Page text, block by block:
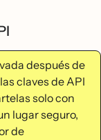
después de
claves de API
solo con
lugar seguro,
de